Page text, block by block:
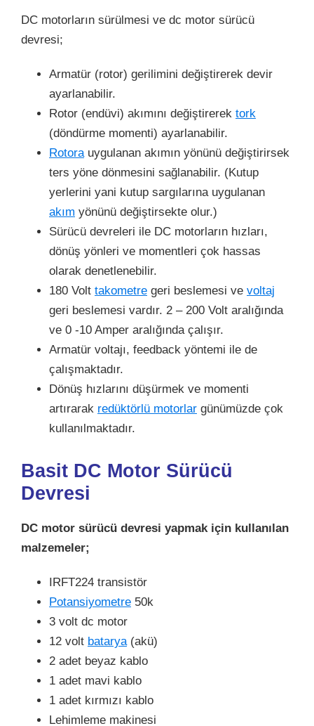
DC motorların sürülmesi ve dc motor sürücü
devresi;
Armatür (rotor) gerilimini değiştirerek devir
ayarlanabilir.
Rotor (endüvi) akımını değiştirerek tork
(döndürme momenti) ayarlanabilir.
Rotorauygulanan akımın yönünü değiştirirsek
ters yöne dönmesini sağlanabilir. (Kutup
yerlerini yani kutup sargılarına uygulanan
akım yönünü değiştirsekte olur.)
Sürücü devreleri ile DC motorların hızları,
dönüş yönleri ve momentleri çok hassas
olarak denetlenebilir.
180 Volt takometre geri beslemesi ve voltaj
geri beslemesi vardır. 2 – 200 Volt aralığında
ve 0 -10 Amper aralığında çalışır.
Armatür voltajı, feedback yöntemi ile de
çalışmaktadır.
Dönüş hızlarını düşürmek ve momenti
artırarak redüktörlü motorlar günümüzde çok
kullanılmaktadır.
Basit DC Motor Sürücü
Devresi
DC motor sürücü devresi yapmak için kullanılan
malzemeler;
IRFT224 transistör
Potansiyometre 50k
3 volt dc motor
12 volt batarya(akü)
2 adet beyaz kablo
1 adet mavi kablo
1 adet kırmızı kablo
Lehimleme makinesi